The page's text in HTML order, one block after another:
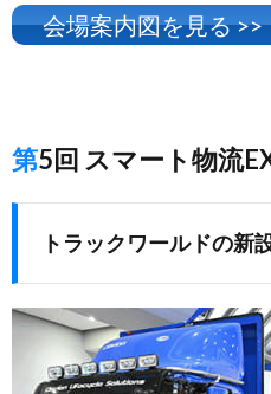
会場案内図を見る >>
第5回 スマート物流
トラックワールドの新